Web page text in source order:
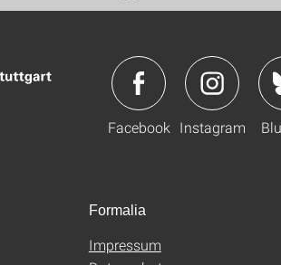
Facebook Instagram
Formalia
Impressum